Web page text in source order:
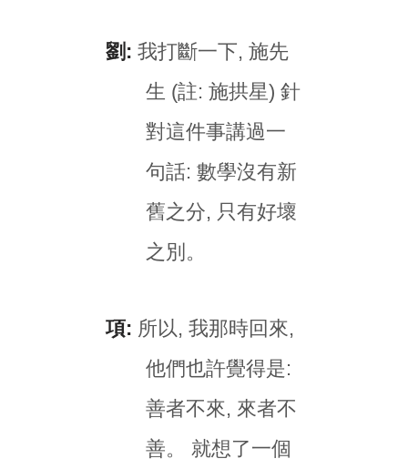
劉: 我打斷一下, 施先
生 (註: 施拱星) 針
對這件事講過一
句話: 數學沒有新
舊之分, 只有好壞
之別。
項: 所以, 我那時回來,
他們也許覺得是:
善者不來, 來者不
善。 就想了一個